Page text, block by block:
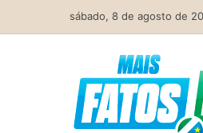
sábado, 8 de agosto de